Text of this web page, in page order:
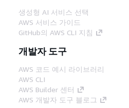
생성형 AI 서비스 선택
AWS 서비스 가이드
GitHub의 AWS CLI 지침
개발자 도구
AWS 코드 예시 라이브러리
AWS CLI
AWS Builder 센터
AWS 개발자 도구 블로그